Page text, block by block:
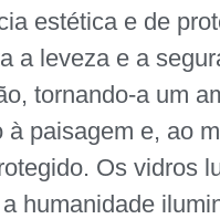
estética e de
a leveza e a
tornando-a um
à paisagem e, ao
Os vidros
humanidade